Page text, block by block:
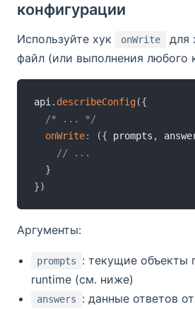
конфигурации
Используйте хук onWrite
для
файл (или выполнения любого
api . describeConfig({
/* ... */
onWrite: ({ prompts ,
// ...
}
})
Аргументы:
prompts
: текущие объекты
runtime (см. ниже)
answers
: данные ответов от